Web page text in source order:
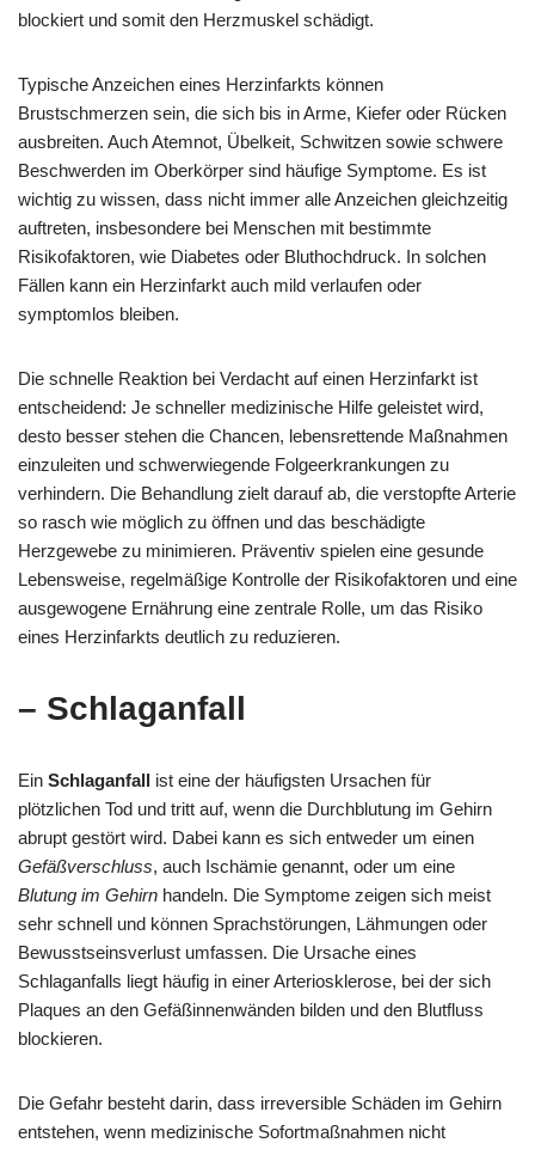
blockiert und somit den Herzmuskel schädigt.
Typische Anzeichen eines Herzinfarkts können
Brustschmerzen sein, die sich bis in Arme, Kiefer oder Rücken
ausbreiten. Auch Atemnot, Übelkeit, Schwitzen sowie schwere
Beschwerden im Oberkörper sind häufige Symptome. Es ist
wichtig zu wissen, dass nicht immer alle Anzeichen gleichzeitig
auftreten, insbesondere bei Menschen mit bestimmte
Risikofaktoren, wie Diabetes oder Bluthochdruck. In solchen
Fällen kann ein Herzinfarkt auch mild verlaufen oder
symptomlos bleiben.
Die schnelle Reaktion bei Verdacht auf einen Herzinfarkt ist
entscheidend: Je schneller medizinische Hilfe geleistet wird,
desto besser stehen die Chancen, lebensrettende Maßnahmen
einzuleiten und schwerwiegende Folgeerkrankungen zu
verhindern. Die Behandlung zielt darauf ab, die verstopfte Arterie
so rasch wie möglich zu öffnen und das beschädigte
Herzgewebe zu minimieren. Präventiv spielen eine gesunde
Lebensweise, regelmäßige Kontrolle der Risikofaktoren und eine
ausgewogene Ernährung eine zentrale Rolle, um das Risiko
eines Herzinfarkts deutlich zu reduzieren.
– Schlaganfall
Ein Schlaganfall ist eine der häufigsten Ursachen für
plötzlichen Tod und tritt auf, wenn die Durchblutung im Gehirn
abrupt gestört wird. Dabei kann es sich entweder um einen
Gefäßverschluss, auch Ischämie genannt, oder um eine
Blutung im Gehirn handeln. Die Symptome zeigen sich meist
sehr schnell und können Sprachstörungen, Lähmungen oder
Bewusstseinsverlust umfassen. Die Ursache eines
Schlaganfalls liegt häufig in einer Arteriosklerose, bei der sich
Plaques an den Gefäßinnenwänden bilden und den Blutfluss
blockieren.
Die Gefahr besteht darin, dass irreversible Schäden im Gehirn
entstehen, wenn medizinische Sofortmaßnahmen nicht